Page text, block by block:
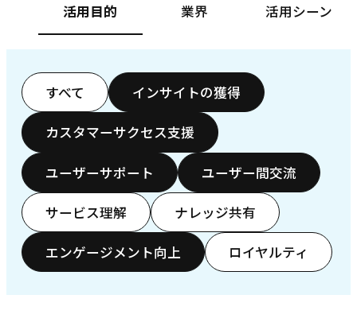
活用目的 業界 活用シーン
すべて インサイトの獲得
カスタマーサクセス支援
ユーザーサポート ユーザー間交流
サービス理解 ナレッジ共有
エンゲージメント向上 ロイヤルティ